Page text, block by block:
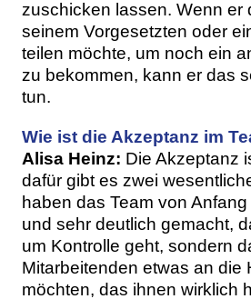
zuschicken lassen. Wenn er
seinem Vorgesetzten oder
teilen möchte, um noch ein
zu bekommen, kann er das
tun.
Wie ist die Akzeptanz im
Alisa Heinz: Die Akzeptanz
dafür gibt es zwei
haben das Team von
und sehr deutlich gemacht,
um Kontrolle geht, sondern
Mitarbeitenden etwas an die
möchten, das ihnen wirklich